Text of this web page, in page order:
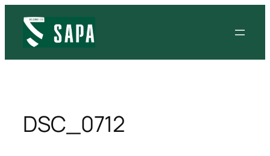
sisältöön
DSC_0712